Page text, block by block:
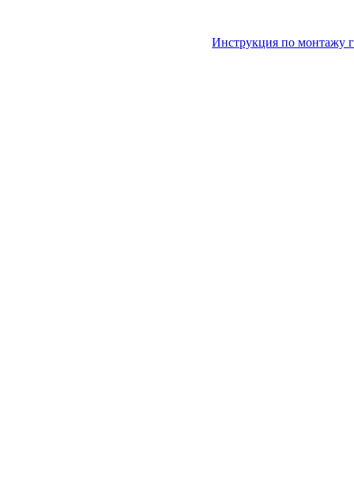
Инструкция по монтажу